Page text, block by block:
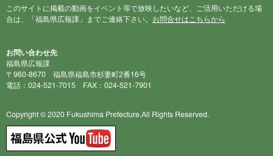
このサイトに掲載の動画をイベント等で放映したいなど、ご活用いただける場
合は、「福島県広報課」までご連絡下さい。 お問合せはこちらから
お問い合わせ先
福島県広報課
〒960-8670 福島県福島市杉妻町2番16号
電話：024-521-7015 FAX：024-521-7901
Copyright © 2020 Fukushima Prefecture.All Rights Reserved.